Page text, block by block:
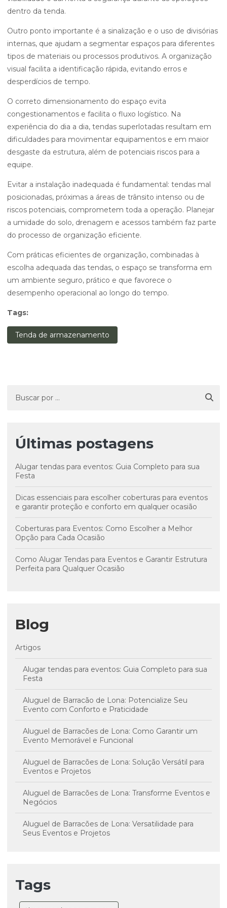
dentro da tenda.
Outro ponto importante é a sinalização e o uso de divisórias
internas, que ajudam a segmentar espaços para diferentes
tipos de materiais ou processos produtivos. A organização
visual facilita a identificação rápida, evitando erros e
desperdícios de tempo.
O correto dimensionamento do espaço evita
congestionamentos e facilita o fluxo logístico. Na
experiência do dia a dia, tendas superlotadas resultam em
dificuldades para movimentar equipamentos e em maior
desgaste da estrutura, além de potenciais riscos para a
equipe.
Evitar a instalação inadequada é fundamental: tendas mal
posicionadas, próximas a áreas de trânsito intenso ou de
riscos potenciais, comprometem toda a operação. Planejar
a umidade do solo, drenagem e acessos também faz parte
do processo de organização eficiente.
Com práticas eficientes de organização, combinadas à
escolha adequada das tendas, o espaço se transforma em
um ambiente seguro, prático e que favorece o
desempenho operacional ao longo do tempo.
Tags:
Tenda de armazenamento
Últimas postagens
Alugar tendas para eventos: Guia Completo para sua
Festa
Dicas essenciais para escolher coberturas para eventos
e garantir proteção e conforto em qualquer ocasião
Coberturas para Eventos: Como Escolher a Melhor
Opção para Cada Ocasião
Como Alugar Tendas para Eventos e Garantir Estrutura
Perfeita para Qualquer Ocasião
Blog
Artigos
Alugar tendas para eventos: Guia Completo para sua
Festa
Aluguel de Barracão de Lona: Potencialize Seu
Evento com Conforto e Praticidade
Aluguel de Barracões de Lona: Como Garantir um
Evento Memorável e Funcional
Aluguel de Barracões de Lona: Solução Versátil para
Eventos e Projetos
Aluguel de Barracões de Lona: Transforme Eventos e
Negócios
Aluguel de Barracões de Lona: Versatilidade para
Seus Eventos e Projetos
Aluguel de Coberturas de Lona: Transforme Seus
Eventos em Sucesso
Tags